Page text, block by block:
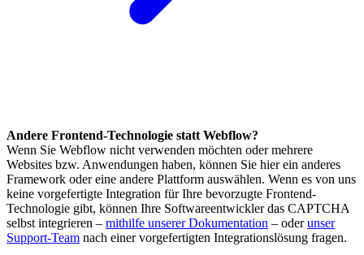
Andere Frontend-Technologie statt Webflow?
Wenn Sie Webflow nicht verwenden möchten oder mehrere
Websites bzw. Anwendungen haben, können Sie hier ein anderes
Framework oder eine andere Plattform auswählen. Wenn es von uns
keine vorgefertigte Integration für Ihre bevorzugte Frontend-
Technologie gibt, können Ihre Softwareentwickler das CAPTCHA
selbst integrieren – mithilfe unserer Dokumentation – oderunser
Support-Team nach einer vorgefertigten Integrationslösung fragen.